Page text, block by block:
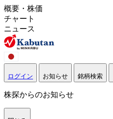
概要・株価
チャート
ニュース
ログイン お知らせ 銘柄検索
株探からのお知らせ